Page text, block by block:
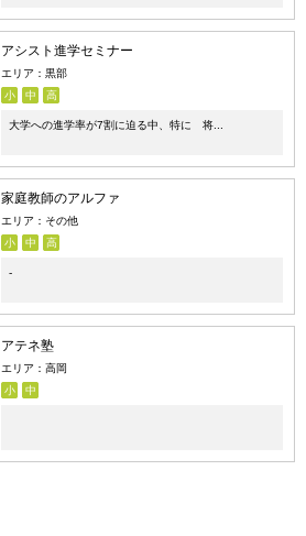
アシスト進学セミナー
エリア：黒部
小
中 高
大学への進学率が7割に迫る中、特に 将...
家庭教師のアルファ
エリア：その他
小
中 高
-
アテネ塾
エリア：高岡
小
中